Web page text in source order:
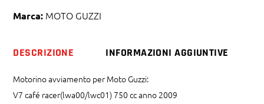
Marca: MOTO GUZZI
DESCRIZIONE INFORMAZIONI AGGIUNTIVE
Motorino avviamento per Moto Guzzi:
V7 café racer(lwa00/lwc01) 750 cc anno 2009